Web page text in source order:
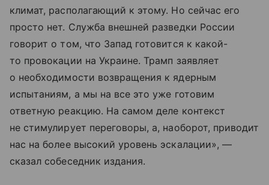
климат, располагающий к этому. Но сейчас его
просто нет. Служба внешней разведки России
говорит о том, что Запад готовится к какой-
то провокации на Украине. Трамп заявляет
о необходимости возвращения к ядерным
испытаниям, а мы на все это уже готовим
ответную реакцию. На самом деле контекст
не стимулирует переговоры, а, наоборот, приводит
нас на более высокий уровень эскалации», —
сказал собеседник издания.